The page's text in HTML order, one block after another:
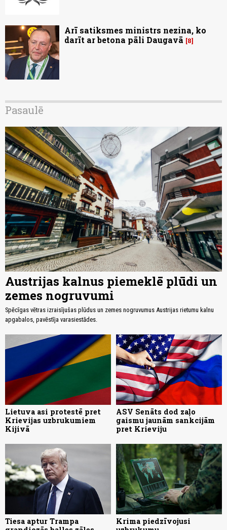
Arī satiksmes ministrs nezina, ko
darīt ar betona pāli Daugavā
8
Pasaulē
Austrijas kalnus piemeklē plūdi un
zemes nogruvumi
Spēcīgas vētras izraisījušas plūdus un zemes nogruvumus Austrijas rietumu kalnu
apgabalos, pavēstīja varasiestādes.
Lietuva asi protestē pret
Krievijas uzbrukumiem
Kijivā
ASV Senāts dod zaļo
gaismu jaunām sankcijām
pret Krieviju
Tiesa aptur Trampa
Krima piedzīvojusi